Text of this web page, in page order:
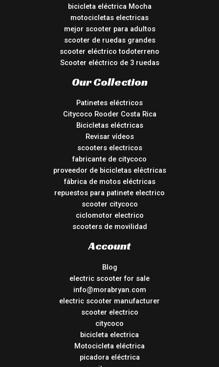
bicicleta eléctrica Mocha
motocicletas electricas
mejor scooter para adultos
scooter de ruedas grandes
scooter eléctrico todoterreno
Scooter eléctrico de 3 ruedas
Our Collection
Patinetes eléctricos
Citycoco Rooder Costa Rica
Bicicletas eléctricas
Revisar vídeos
scooters electricos
fabricante de citycoco
proveedor de bicicletas eléctricas
fábrica de motos eléctricas
repuestos para patinete electrico
scooter citycoco
ciclomotor electrico
scooters de movilidad
Account
Blog
electric scooter for sale
info@morabryan.com
electric scooter manufacturer
scooter electrico
citycoco
bicicleta electrica
Motocicleta eléctrica
picadora eléctrica